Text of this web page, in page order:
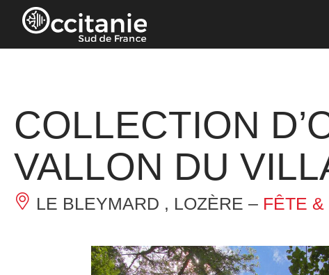
Panneau de gestion des cookies
COLLECTION
VALLON DU
LE BLEYMARD , LOZÈRE – FÊTE &